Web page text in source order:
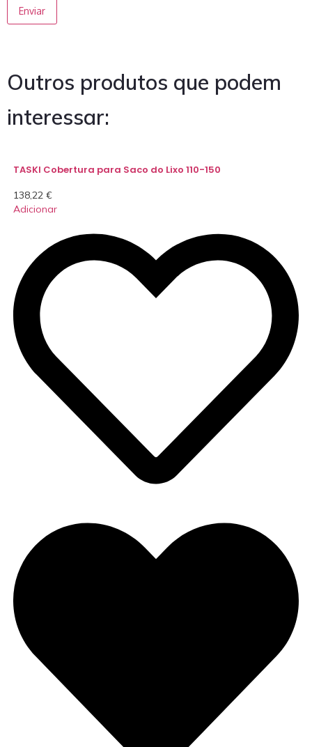
Outros produtos que podem
interessar:
TASKI Cobertura para Saco do Lixo 110-150
138,22 €
Adicionar